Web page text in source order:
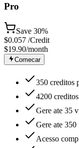
Pro
Save 30%
$0.057 /Credit
$19.90/month
Comecar
350 creditos
4200
Gere ate 35
Gere ate
Acesso